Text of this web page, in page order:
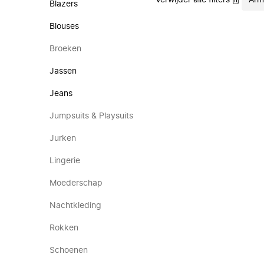
Blazers
Blouses
Broeken
Jassen
Jeans
Jumpsuits & Playsuits
Jurken
Lingerie
Moederschap
Nachtkleding
Rokken
Schoenen